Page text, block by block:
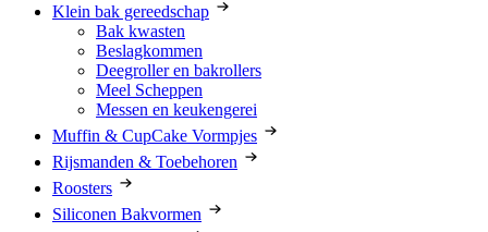
Klein bak gereedschap
Bak kwasten
Beslagkommen
Deegroller en bakrollers
Meel Scheppen
Messen en keukengerei
Muffin & CupCake Vormpjes
Rijsmanden & Toebehoren
Roosters
Siliconen Bakvormen